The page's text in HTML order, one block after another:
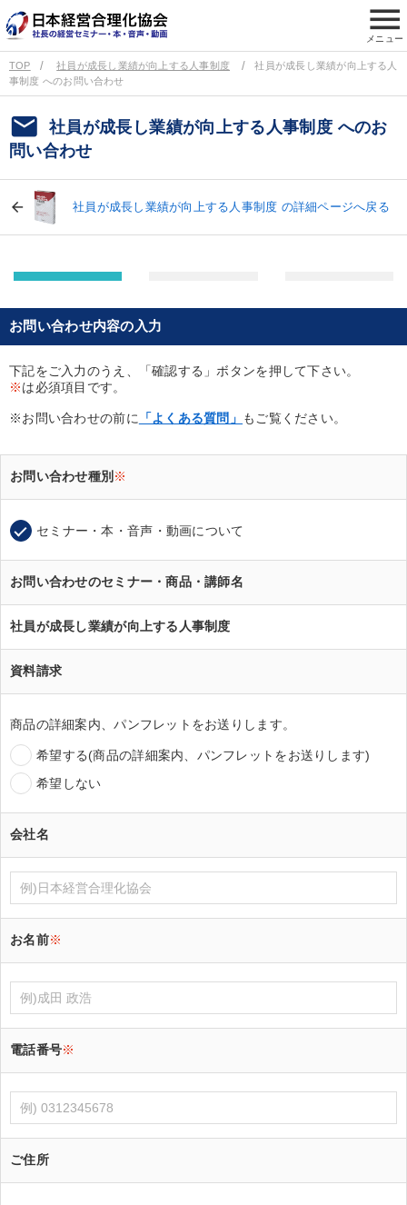
menu
メニュー
TOP 社員が成長し業績が向上する人事制度
社員が成長し業績が向上する人
事制度 へのお問い合わせ
email
社員が成長し業績が向上する人事制度 へのお
問い合わせ
社員が成長し業績が向上する人事制度 の詳細ページへ戻る
お問い合わせ内容の入力
下記をご入力のうえ、「確認する」ボタンを押して下さい。
※は必須項目です。
※お問い合わせの前に 「よくある質問」 もご覧ください。
お問い合わせ種別 ※
セミナー・本・音声・動画について
お問い合わせのセミナー・商品・講師名
社員が成長し業績が向上する人事制度
資料請求
商品の詳細案内、パンフレットをお送りします。
希望する(商品の詳細案内、パンフレットをお送りします)
希望しない
会社名
お名前※
電話番号※
ご住所